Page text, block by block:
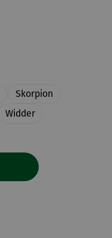
Skorpion
Widder